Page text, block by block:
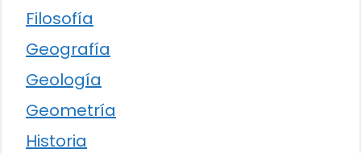
Filosofía
Geografía
Geología
Geometría
Historia